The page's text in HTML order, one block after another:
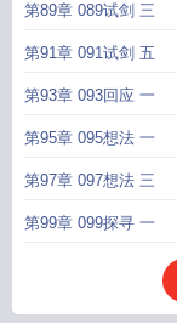
第89章 089试剑 三
第91章 091试剑 五
第93章 093回应 一
第95章 095想法 一
第97章 097想法 三
第99章 099探寻 一